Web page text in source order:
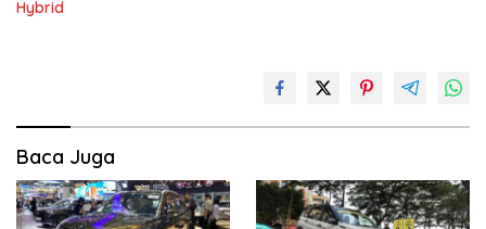
Hybrid
Baca Juga